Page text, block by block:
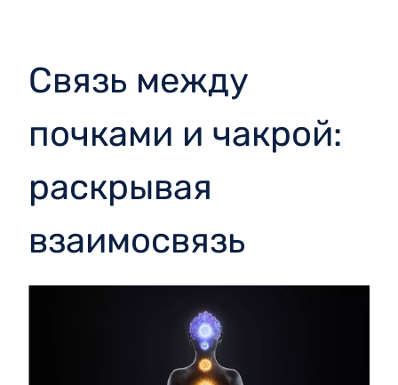
Связь между
почками и чакрой:
раскрывая
взаимосвязь